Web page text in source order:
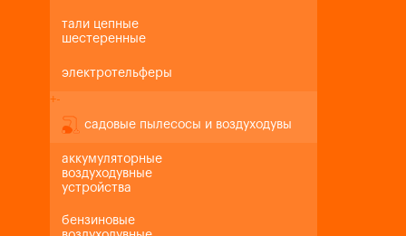
тали цепные
шестеренные
электротельферы
+-
садовые пылесосы и воздуходувы
аккумуляторные
воздуходувные
устройства
бензиновые